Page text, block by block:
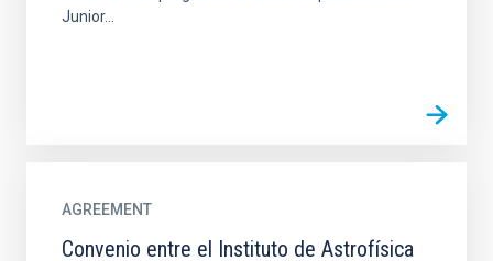
Junior...
AGREEMENT
Convenio entre el Instituto de Astrofísica